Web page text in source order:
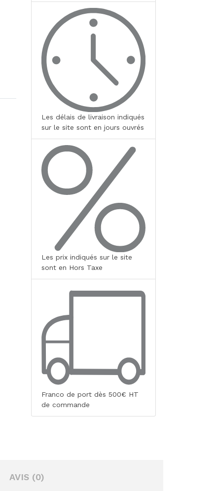
Les délais de livraison indiqués
sur le site sont en jours ouvrés
Les prix indiqués sur le site
sont en Hors Taxe
Franco de port dès 500€ HT
de commande
AVIS (0)